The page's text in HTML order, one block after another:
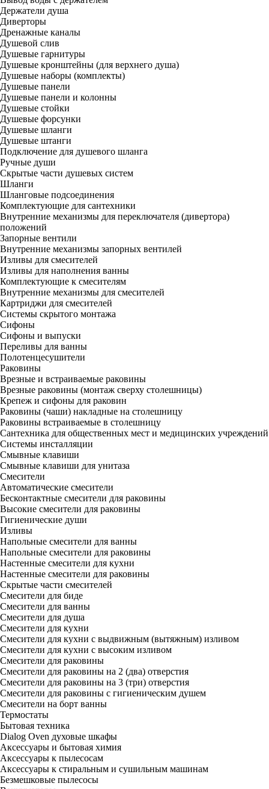
Держатели душа
Диверторы
Дренажные каналы
Душевой слив
Душевые гарнитуры
Душевые кронштейны (для верхнего душа)
Душевые наборы (комплекты)
Душевые панели
Душевые панели и колонны
Душевые стойки
Душевые форсунки
Душевые шланги
Душевые штанги
Подключение для душевого шланга
Ручные души
Скрытые части душевых систем
Шланги
Шланговые подсоединения
Комплектующие для сантехники
Внутренние механизмы для переключателя (дивертора)
положений
Запорные вентили
Внутренние механизмы запорных вентилей
Изливы для смесителей
Изливы для наполнения ванны
Комплектующие к смесителям
Внутренние механизмы для смесителей
Картриджи для смесителей
Системы скрытого монтажа
Сифоны
Сифоны и выпуски
Переливы для ванны
Полотенцесушители
Раковины
Врезные и встраиваемые раковины
Врезные раковины (монтаж сверху столешницы)
Крепеж и сифоны для раковин
Раковины (чаши) накладные на столешницу
Раковины встраиваемые в столешницу
Сантехника для общественных мест и медицинских учреждений
Системы инсталляции
Смывные клавиши
Смывные клавиши для унитаза
Смесители
Автоматические смесители
Бесконтактные смесители для раковины
Высокие смесители для раковины
Гигиенические души
Изливы
Напольные смесители для ванны
Напольные смесители для раковины
Настенные смесители для кухни
Настенные смесители для раковины
Скрытые части смесителей
Смесители для биде
Смесители для ванны
Смесители для душа
Смесители для кухни
Смесители для кухни с выдвижным (вытяжным) изливом
Смесители для кухни с высоким изливом
Смесители для раковины
Смесители для раковины на 2 (два) отверстия
Смесители для раковины на 3 (три) отверстия
Смесители для раковины с гигиеническим душем
Смесители на борт ванны
Термостаты
Бытовая техника
Dialog Oven духовые шкафы
Аксессуары и бытовая химия
Аксессуары к пылесосам
Аксессуары к стиральным и сушильным машинам
Безмешковые пылесосы